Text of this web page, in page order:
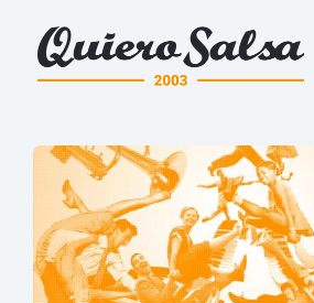
treści